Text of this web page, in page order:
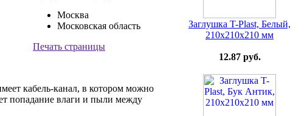
Москва
Московская область
Печать страницы
кабель-канал, в котором можно
попадание влаги и пыли между
Заглушка T-Plast, Белый,
210х210х210 мм
12.87 руб.